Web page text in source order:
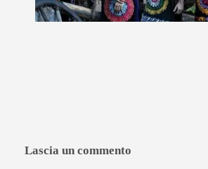
Lascia un commento